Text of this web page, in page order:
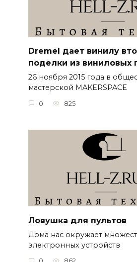
Dremel дает винилу
поделки из виниловых
26 ноября 2015 года в
мастерской MAKERSPACE
0 825
Ловушка для пультов
Дома нас окружает
электронных устройств